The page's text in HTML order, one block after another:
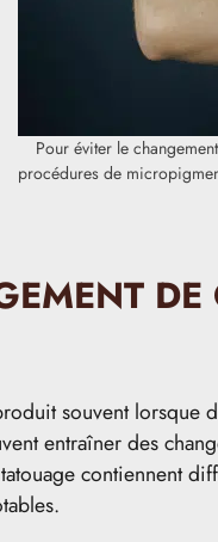
Pour éviter le
procédures de
souvent lorsque
entraîner des
contiennent